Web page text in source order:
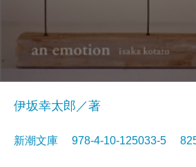
伊坂幸太郎／著
新潮文庫 978-4-10-125033-5